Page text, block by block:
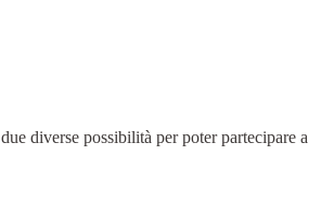
diverse possibilità per poter partecipare a